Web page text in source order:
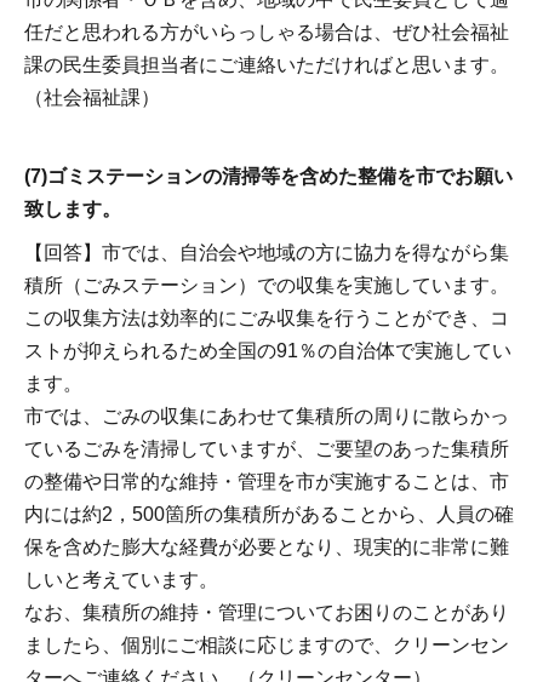
任だと思われる方がいらっしゃる場合は、ぜひ社会福祉
課の民生委員担当者にご連絡いただければと思います。
（社会福祉課）
(7)ゴミステーションの清掃等を含めた整備を市でお願い
致します。
【回答】市では、自治会や地域の方に協力を得ながら集
積所（ごみステーション）での収集を実施しています。
この収集方法は効率的にごみ収集を行うことができ、コ
ストが抑えられるため全国の91％の自治体で実施してい
ます。
市では、ごみの収集にあわせて集積所の周りに散らかっ
ているごみを清掃していますが、ご要望のあった集積所
の整備や日常的な維持・管理を市が実施することは、市
内には約2，500箇所の集積所があることから、人員の確
保を含めた膨大な経費が必要となり、現実的に非常に難
しいと考えています。
なお、集積所の維持・管理についてお困りのことがあり
ましたら、個別にご相談に応じますので、クリーンセン
ターへご連絡ください。（クリーンセンター）